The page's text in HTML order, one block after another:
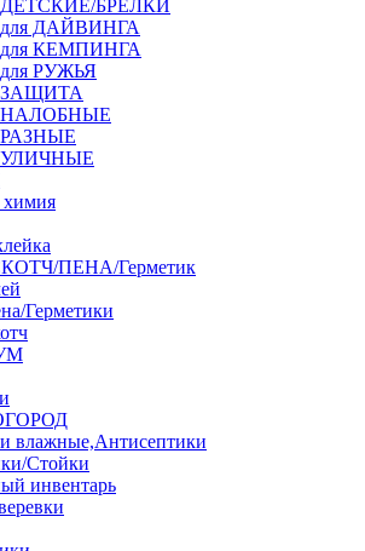
ДЕТСКИЕ/БРЕЛКИ
для ДАЙВИНГА
для КЕМПИНГА
РУЖЬЯ
ЗАЩИТА
НАЛОБНЫЕ
РАЗНЫЕ
УЛИЧНЫЕ
химия
ПЕНА/Герметик
Герметики
влажные,Антисептики
Стойки
инвентарь